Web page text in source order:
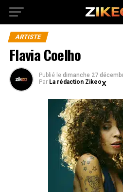
ARTISTE
Flavia Coelho
Publié le dimanche 27
Par La rédaction Zikeo